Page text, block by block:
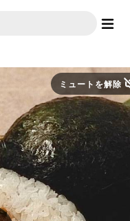
ミュートを解除